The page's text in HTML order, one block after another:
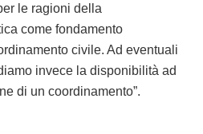
le ragioni della
come fondamento
civile. Ad eventuali
invece la disponibilità ad
di un coordinamento”.